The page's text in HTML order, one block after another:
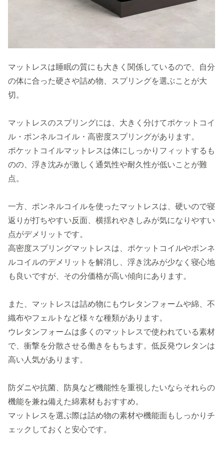
マットレスは睡眠の質にも大きく関係しているので、自分
の体に合った硬さや詰め物、スプリングを選ぶことが大
切。
マットレスのスプリングには、大きく分けてポケットコイ
ル・ポンネルコイル・高密度スプリングがあります。
ポケットコイルマットレスは体にしっかりフィットするも
のの、浮き沈みが激しく通気性や耐久性が低いことが難
点。
一方、ポンネルコイルを使ったマットレスは、硬いので寝
返りが打ちやすい反面、横揺れやきしみが気になりやすい
点がデメリットです。
高密度スプリングマットレスは、ポケットコイルやポンネ
ルコイルのデメリットを解消し、浮き沈みが少なく寝心地
も良いですが、その分価格が高い傾向にあります。
また、マットレスは詰め物にもウレタンフォームや綿、不
織布やフェルトなど様々な種類があります。
ウレタンフォームは多くのマットレスで使われている素材
で、衝撃を分散させる働きをもちます。低反発ウレタンは
高い人気があります。
防ダニや抗菌、防臭など機能性を重視したいならそれらの
機能を兼ね備えた綿素材もおすすめ。
マットレスを選ぶ際は詰め物の素材や機能面もしっかりチ
ェックしておくと安心です。